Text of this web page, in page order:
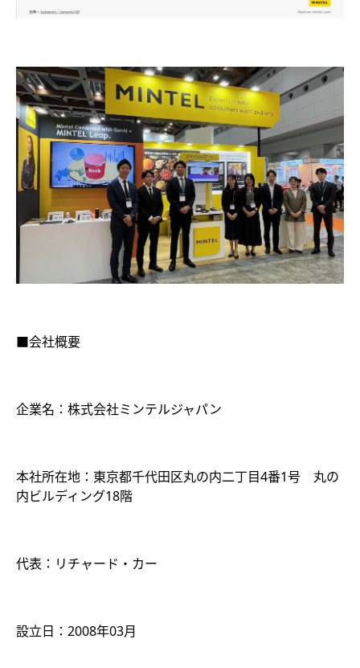
■会社概要
企業名：株式会社ミンテルジャパン
本社所在地：東京都千代田区丸の内二丁目4番1号 丸の
内ビルディング18階
代表：リチャード・カー
設立日：2008年03月